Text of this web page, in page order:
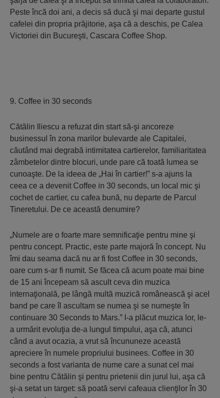
Peste încă doi ani, a decis să ducă şi mai departe gustul
cafelei din propria prăjitorie, aşa că a deschis, pe Calea
Victoriei din Bucureşti, Cascara Coffee Shop.
9. Coffee in 30 seconds
Cătălin Iliescu a refuzat din start să-şi ancoreze
businessul în zona marilor bulevarde ale Capitalei,
căutând mai degrabă intimitatea cartierelor, familiaritatea
zâmbetelor dintre blocuri, unde pare că toată lumea se
cunoaşte. De la ideea de „Hai în cartier!” s-a ajuns la
ceea ce a devenit Coffee in 30 seconds, un local mic şi
cochet de cartier, cu cafea bună, nu departe de Parcul
Tineretului. De ce această denumire?
„Numele are o foarte mare semnificaţie pentru mine şi
pentru concept. Practic, este parte majoră în concept. Nu
îmi dau seama dacă nu ar fi fost Coffee in 30 seconds,
oare cum s-ar fi numit. Se făcea că acum poate mai bine
de 15 ani începeam să ascult ceva din muzica
internaţională, pe lângă multă muzică românească şi acel
band pe care îl ascultam se numea şi se numeşte în
continuare 30 Seconds to Mars.” I-a plăcut muzica lor, le-
a urmărit evoluţia de-a lungul timpului, aşa că, atunci
când a avut ocazia, a vrut să încununeze această
apreciere în numele propriului businees. Coffee in 30
seconds a fost varianta de nume care a sunat cel mai
bine pentru Cătălin şi pentru prietenii din jurul lui, aşa că
şi-a setat un target: să poată servi cafeaua clienţilor în 30